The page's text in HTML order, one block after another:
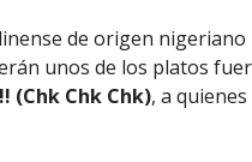
de origen nigeriano
unos de los platos
(Chk Chk Chk), a